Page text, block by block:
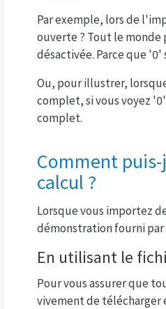
Par exemple, lors de
ouverte ? Tout le
désactivée. Parce que '0'
Ou, pour illustrer,
complet, si vous voyez
complet.
Comment
calcul ?
Lorsque vous importez
démonstration fourni
En utilisant le
Pour vous assurer que
vivement de